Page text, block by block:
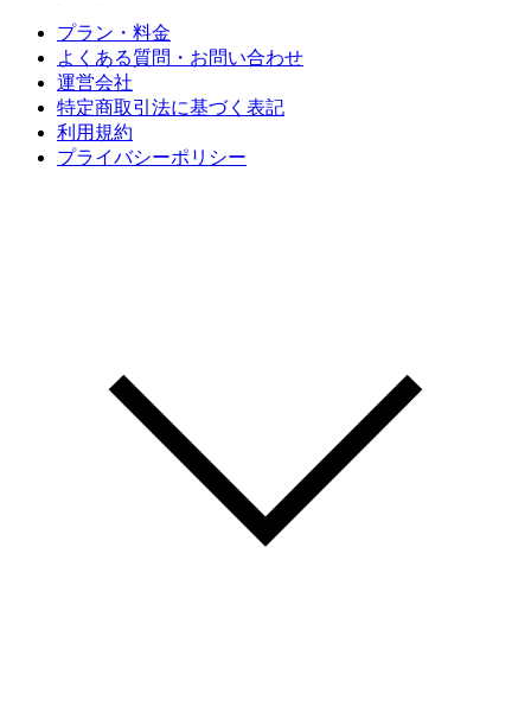
プラン・料金
よくある質問・お問い合わせ
運営会社
特定商取引法に基づく表記
利用規約
プライバシーポリシー